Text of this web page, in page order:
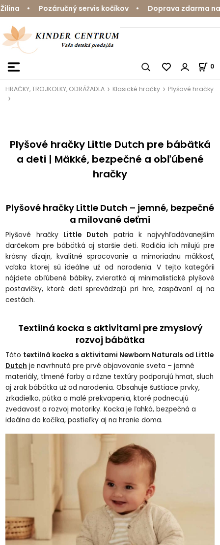
servis kočíkov • Doprava zdarma nad
0
HRAČKY, TROJKOLKY, ODRÁŽADLA Klasické hračky Plyšové hračky
Plyšové hračky Little Dutch pre bábätká
a deti | Mäkké, bezpečné a obľúbené
hračky
Plyšové hračky Little Dutch – jemné, bezpečné
a milované deťmi
Plyšové hračky Little Dutch patria k najvyhľadávanejším
darčekom pre bábätká aj staršie deti. Rodičia ich milujú pre
krásny dizajn, kvalitné spracovanie a mimoriadnu mäkkosť,
vďaka ktorej sú ideálne už od narodenia. V tejto kategórii
nájdete obľúbené bábiky, zvieratká aj minimalistické plyšové
postavičky, ktoré deti sprevádzajú pri hre, zaspávaní aj na
cestách.
Textilná kocka s aktivitami pre zmyslový
rozvoj bábätka
Táto textilná kocka s aktivitami Newborn Naturals od Little
Dutch je navrhnutá pre prvé objavovanie sveta – jemné
materiály, tlmené farby a rôzne textúry podporujú hmat, sluch
aj zrak bábätka už od narodenia. Obsahuje šuštiace prvky,
zrkadielko, pútka a malé prekvapenia, ktoré podnecujú
zvedavosť a rozvoj motoriky. Kocka je ľahká, bezpečná a
ideálna do kočíka, postieľky aj na hranie doma.